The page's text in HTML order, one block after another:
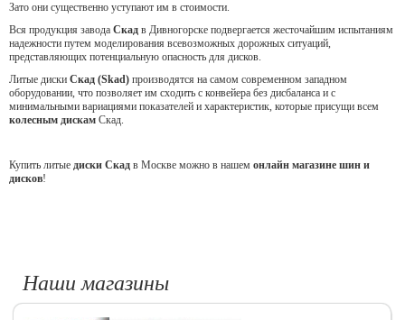
Зато они существенно уступают им в стоимости.
Вся продукция завода Скад в Дивногорске подвергается жесточайшим испытаниям
надежности путем моделирования всевозможных дорожных ситуаций,
представляющих потенциальную опасность для дисков.
Литые диски Скад (Skad) производятся на самом современном западном
оборудовании, что позволяет им сходить с конвейера без дисбаланса и с
минимальными вариациями показателей и характеристик, которые присущи всем
колесным дискам Скад.
Купить литые диски Скад в Москве можно в нашем онлайн магазине шин и
дисков!
Наши магазины